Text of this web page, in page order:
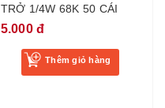
TRỞ 1/4W 68K 50 CÁI
5.000 đ
Thêm giỏ hàng